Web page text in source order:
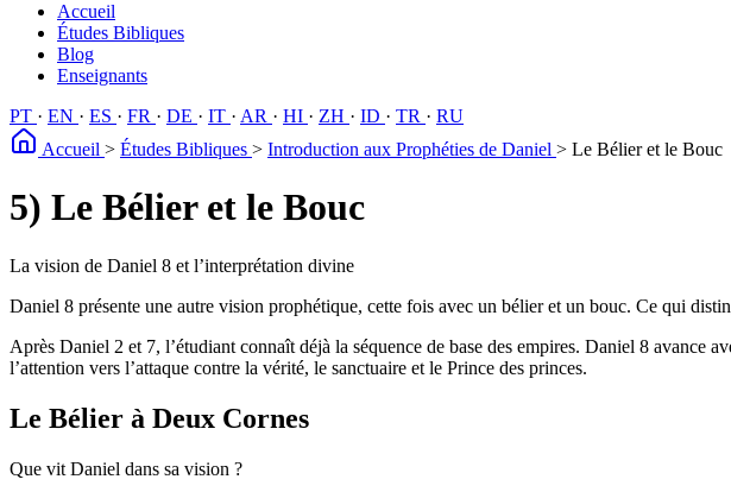
Accueil
Études Bibliques
Blog
Enseignants
PT · EN · ES · FR · DE · IT · AR · HI · ZH · ID · TR · RU
Accueil > Études Bibliques > Introduction aux Prophéties de Daniel > Le Bélier et le Bouc
5) Le Bélier et le Bouc
La vision de Daniel 8 et l’interprétation divine
Daniel 8 présente une autre vision prophétique, cette fois avec un bélier et un bouc. Ce qui
Après Daniel 2 et 7, l’étudiant connaît déjà la séquence de base des empires. Daniel 8
l’attention vers l’attaque contre la vérité, le sanctuaire et le Prince des princes.
Le Bélier à Deux Cornes
Que vit Daniel dans sa vision ?